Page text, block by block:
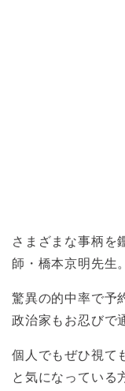
さまざまな事柄を
師・橋本京明先生。
驚異の的中率で予
政治家もお忍びで
個人でもぜひ視て
と気になっている